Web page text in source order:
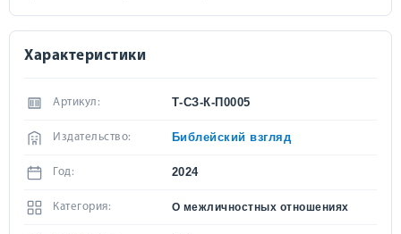
Характеристики
Артикул: Т-СЗ-К-П0005
Издательство: Библейский взгляд
Год: 2024
Категория: О межличностных отношениях